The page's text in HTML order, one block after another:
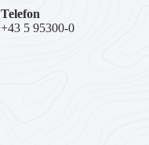
Telefon
+43 5 95300-0